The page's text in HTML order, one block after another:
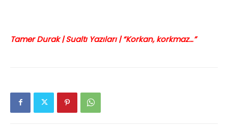
Tamer Durak | Sualtı Yazıları | “Korkan, korkmaz…”